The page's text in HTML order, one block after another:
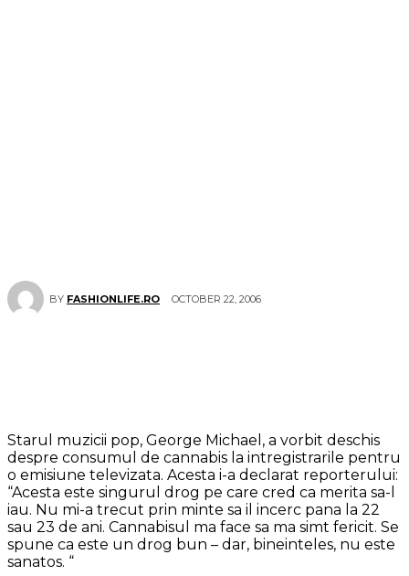
BY FASHIONLIFE.RO OCTOBER 22, 2006
Starul muzicii pop, George Michael, a vorbit deschis
despre consumul de cannabis la intregistrarile pentru
o emisiune televizata. Acesta i-a declarat reporterului:
“Acesta este singurul drog pe care cred ca merita sa-l
iau. Nu mi-a trecut prin minte sa il incerc pana la 22
sau 23 de ani. Cannabisul ma face sa ma simt fericit. Se
spune ca este un drog bun – dar, bineinteles, nu este
sanatos. “